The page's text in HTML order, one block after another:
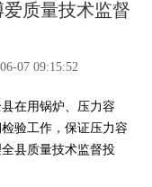
质量技术监督
07 09:15:52
在用锅炉、压力容
验工作，保证压力容
县质量技术监督投